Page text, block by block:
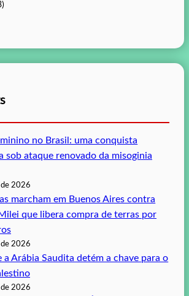
no Brasil: uma conquista
sob ataque renovado da misoginia
de 2026
marcham em Buenos Aires contra
que libera compra de terras por
2026
a Arábia Saudita detém a chave para o
2026